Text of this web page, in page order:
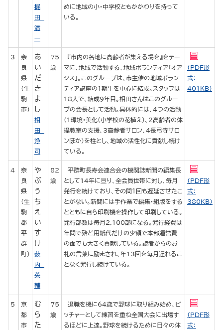
梶
田
清
一
めに地域の小・中学校ともかかわりを持って
いる。
3
奈
良
県
（生
駒
市）
あ
い
だ
き
よ
し
相
田
浄
司
75
歳
『市内の各地に高齢者が集える場を』をテー
マに、地域で活動する、地域ボランティア「オア
シス」。このグループは、市主催の地域ボラン
ティア講座の1期生を中心に結成。スタッフは
18人で、結成9年目。相田さんはこのグルー
プの会長として活動。具体的には、4つの活動
（1環境・美化（小学校の花植え）、2高齢者の体
操教室の支援、3高齢者サロン、4長弓寺サロ
ンほか）を柱とし、地域の活性化に貢献し続け
ている。
（PDF形
式：
401KB）
4
奈
良
県
（生
駒
郡
平
群
町）
や
ぶ
う
ち
え
い
す
け
薮
内
英
輔
82
歳
平群町長寿会連合会の機関誌新聞の編集長
として14年に亘り、全会員世帯に対し、毎月
発行を続けており、その間１回も遅延させたこ
とがない。新聞には手作業で編集・組版をする
とともに自ら印刷機を操作して印刷している。
発行部数は毎月2,100部になる。発行経費は
年間で殆ど用紙代だけの少額で本部運営費
の面でも大きく貢献している。読者からのお
礼の言葉に励まされ、年13回を毎月遅れるこ
となく発行し続けている。
（PDF形
式：
380KB）
5
京
都
市
む
ら
た
75
歳
退職を機に64歳で野球に取り組み始め、ピ
ッチャーとして練習を重ね全国大会に出場す
るほどに上達。野球を続けるために日々の体
（PDF形
式：